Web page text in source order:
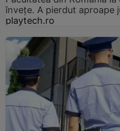
înveţe. A pierdut aproape
playtech.ro